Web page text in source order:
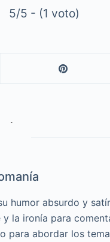
5/5 - (1 voto)
humor absurdo y
la ironía para
para abordar los